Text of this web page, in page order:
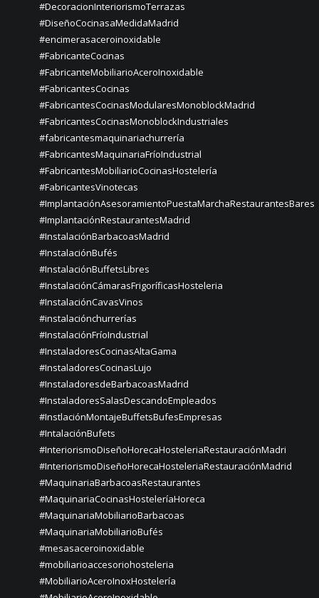
#DecoracionInteriorismoTerrazas
#DiseñoCocinasaMedidaMadrid
#encimerasaceroinoxidable
#FabricanteCocinas
#FabricanteMobiliarioAceroInoxidable
#FabricantesCocinas
#FabricantesCocinasModularesMonoblockMadrid
#FabricantesCocinasMonoblockIndustriales
#fabricantesmaquinariachurrería
#FabricantesMaquinariaFríoIndustrial
#FabricantesMobiliarioCocinasHostelería
#FabricantesVinotecas
#ImplantaciónAsesoramientoPuestaMarchaRestaurantesBares
#ImplantaciónRestaurantesMadrid
#InstalaciónBarbacoasMadrid
#InstalaciónBufés
#InstalaciónBuffetsLibres
#InstalaciónCámarasFrigoríficasHosteleria
#InstalaciónCavasVinos
#instalaciónchurrerías
#InstalaciónFríoIndustrial
#InstaladoresCocinasAltaGama
#InstaladoresCocinasLujo
#InstaladoresdeBarbacoasMadrid
#InstaladoresSalasDescandoEmpleados
#InstlaciónMontajeBuffetsBufesEmpresas
#IntalaciónBufets
#InteriorismoDiseñoHorecaHosteleriaRestauraciónMadri
#InteriorismoDiseñoHorecaHosteleriaRestauraciónMadrid
#MaquinariaBarbacoasRestaurantes
#MaquinariaCocinasHosteleríaHoreca
#MaquinariaMobiliarioBarbacoas
#MaquinariaMobiliarioBufés
#mesasaceroinoxidable
#mobiliarioaccesoriohosteleria
#MobiliarioAceroInoxHostelería